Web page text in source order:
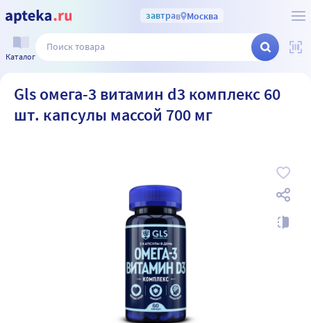
завтрав Москва
Каталог
Gls омега-3 витамин d3 комплекс 60
шт. капсулы массой 700 мг